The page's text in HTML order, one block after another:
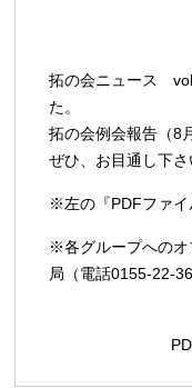
拓の会ニュース
た。
拓の会例会報告（8
ぜひ、お目通し下さ
※左の『PDFファイ
※各グループへのオ
局（電話0155-22-